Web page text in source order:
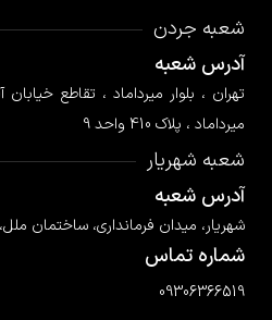
شعبه جردن
آدرس شعبه
تهران ، بلوار میرداماد ، تقاطع
میرداماد ، پلاک 410 واحد 9
شعبه شهریار
آدرس شعبه
شهریار، میدان فرمانداری، ساختمان
شماره تماس
09306366519